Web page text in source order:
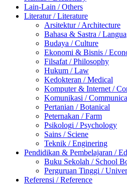
Lain-Lain / Others
Literatur / Literature
Arsitektur / Architecture
Bahasa & Sastra /
Budaya / Culture
Ekonomi & Bisnis /
Filsafat / Philosophy
Hukum / Law
Kedokteran / Medical
Komputer & Internet /
Komunikasi /
Pertanian / Botanical
Peternakan / Farm
Psikologi / Psychology
Sains / Sciene
Teknik / Enginering
Pendidikan & Pembelajaran /
Buku Sekolah / School
Perguruan Tinggi /
Referensi / Reference